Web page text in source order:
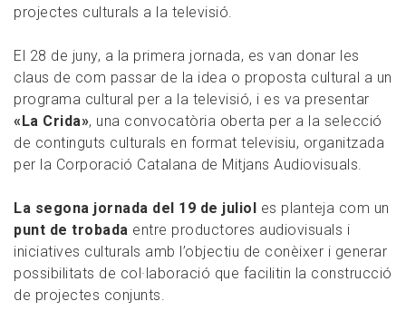
projectes culturals a la televisió.
El 28 de juny, a la primera jornada, es van donar les
claus de com passar de la idea o proposta cultural a un
programa cultural per a la televisió, i es va presentar
«La Crida», una convocatòria oberta per a la selecció
de continguts culturals en format televisiu, organitzada
per la Corporació Catalana de Mitjans Audiovisuals.
La segona jornada del 19 de juliol es planteja com un
punt de trobada entre productores audiovisuals i
iniciatives culturals amb l’objectiu de conèixer i generar
possibilitats de col·laboració que facilitin la construcció
de projectes conjunts.